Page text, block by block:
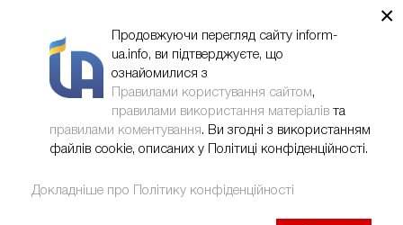
×
Продовжуючи перегляд сайту inform-
ua.info, ви підтверджуєте, що
ознайомилися з
Правилами користування сайтом,
правилами використання матеріалів та
правилами коментування. Ви згодні з використанням
файлів cookie, описаних у Політиці конфіденційності.
Докладніше про Політику конфіденційності